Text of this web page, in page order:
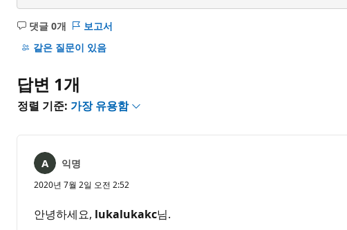
댓글 0개
설
명
음
보고서
같은 질문이 있음
답변 1개
정렬 기준: 가장 유용함
익명
2020년 7월 2일 오전 2:52
안녕하세요, lukalukakc님.